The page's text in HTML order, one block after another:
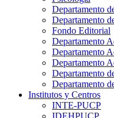
Departamento
Departamento
Fondo Editorial
Departamento
Departamento
Departamento
Departamento
Departamento
Institutos y Centros
INTE-PUCP
IDEHPUCP